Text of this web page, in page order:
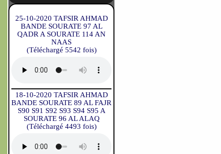
25-10-2020 TAFSIR AHMAD
BANDE SOURATE 97 AL
QADR A SOURATE 114 AN
NAAS
(Téléchargé 5542 fois)
18-10-2020 TAFSIR AHMAD
BANDE SOURATE 89 AL FAJR
S90 S91 S92 S93 S94 S95 A
SOURATE 96 AL ALAQ
(Téléchargé 4493 fois)